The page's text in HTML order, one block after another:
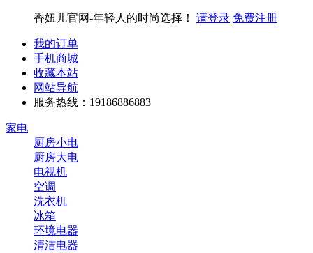
香妞儿官网-年轻人的时尚选择！ 请登录 免费注册
我的订单
手机商城
收藏本站
网站导航
服务热线：19186886883
家电
厨房小电
厨房大电
电视机
空调
洗衣机
冰箱
环境电器
清洁电器